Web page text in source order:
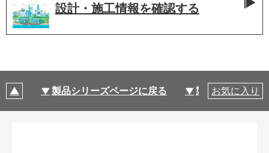
設計・施工情報を確認する
製品シリーズページに戻る 製品仕様
お気に入り